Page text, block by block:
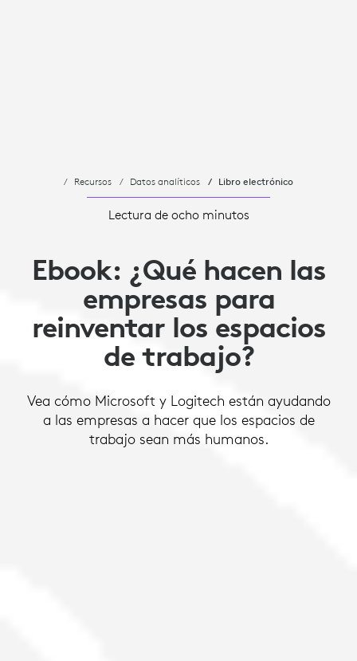
Recursos Datos analíticos Libro electrónico
Lectura de ocho minutos
Ebook: ¿Qué hacen las
empresas para
reinventar los espacios
de trabajo?
Vea cómo Microsoft y Logitech están ayudando
a las empresas a hacer que los espacios de
trabajo sean más humanos.